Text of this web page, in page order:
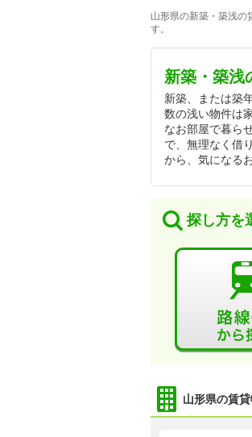
山形県の新築・築浅の
す。
新築・築浅
新築、または築
数の浅い物件は
なお部屋で暮ら
で、無理なく借
から、気になる
探し方を
山形県の賃